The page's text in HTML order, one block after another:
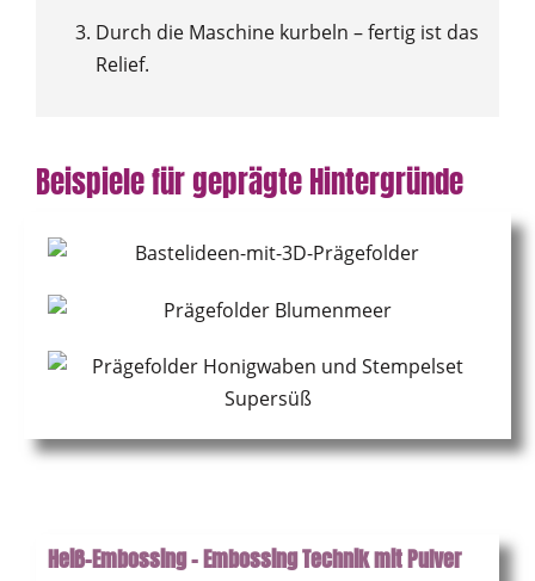
Durch die Maschine kurbeln – fertig ist das
Relief.
Beispiele für geprägte Hintergründe
Heiß-Embossing – Embossing Technik mit Pulver